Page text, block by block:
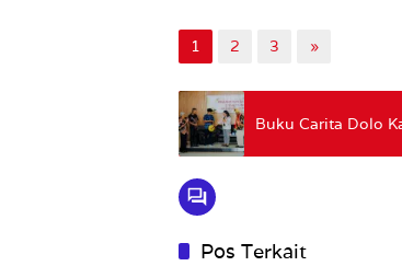
1 2 3 »
Buku Carita Dolo
Pos Terkait